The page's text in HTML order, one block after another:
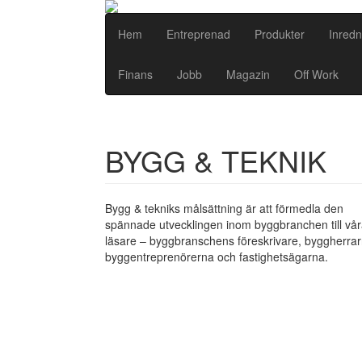
Hem Entreprenad Produkter
Finans Jobb Magazin Off Work
BYGG & TEKNIK
Bygg & tekniks målsättning är att förmedla den
spännade utvecklingen inom byggbranchen till
läsare – byggbranschens föreskrivare,
byggentreprenörerna och fastighetsägarna.